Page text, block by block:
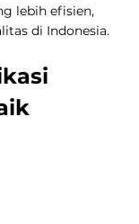
lebih efisien,
di Indonesia.